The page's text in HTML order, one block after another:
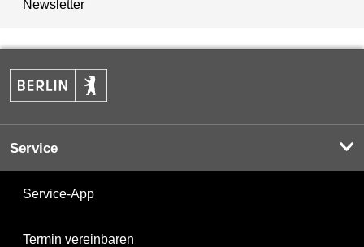
Newsletter
Service
Service-App
Termin vereinbaren